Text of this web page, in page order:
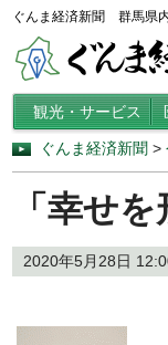
ぐんま経済新聞 群馬県
観光・サービス
ぐんま経済新聞 >
「幸せ
2020年5月28日